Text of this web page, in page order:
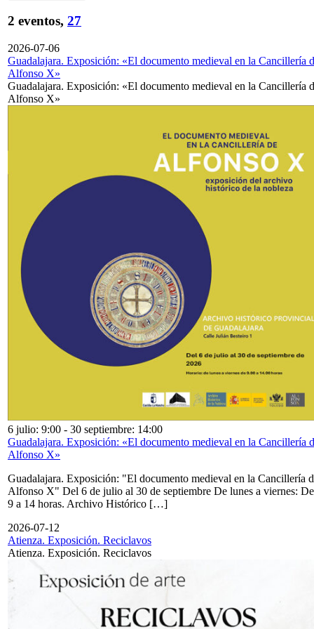
2 eventos, 27
2026-07-06
Guadalajara. Exposición: «El documento medieval en la Cancillería
Alfonso X»
Guadalajara. Exposición: «El documento medieval en la Cancillería
Alfonso X»
6 julio: 9:00 - 30 septiembre: 14:00
Guadalajara. Exposición: «El documento medieval en la Cancillería
Alfonso X»
Guadalajara. Exposición: "El documento medieval en la Cancillería
Alfonso X" Del 6 de julio al 30 de septiembre De lunes a viernes: De
9 a 14 horas. Archivo Histórico […]
2026-07-12
Atienza. Exposición. Reciclavos
Atienza. Exposición. Reciclavos